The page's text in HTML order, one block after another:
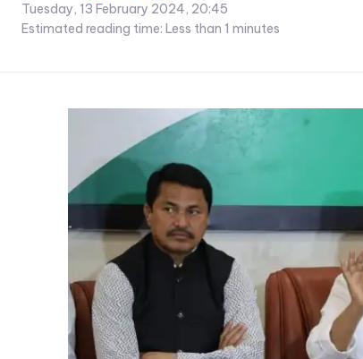
Tuesday, 13 February 2024, 20:45
Estimated reading time: Less than 1 minutes